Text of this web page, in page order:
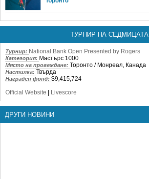
ТУРНИР НА СЕДМИЦАТА
Турнир: National Bank Open Presented by Rogers
Категория: Мастърс 1000
Място на провеждане: Торонто / Монреал, Канада
Настилка: Твърда
Награден фонд: $9,415,724
Official Website | Livescore
ДРУГИ НОВИНИ